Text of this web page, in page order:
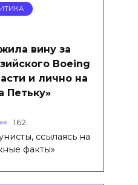
вину за
Boeing
и лично на
Петьку»
162
ссылаясь на
факты»